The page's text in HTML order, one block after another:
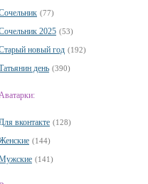
(77)
2025 (53)
новый год (192)
день (390)
вконтакте (128)
(144)
(141)